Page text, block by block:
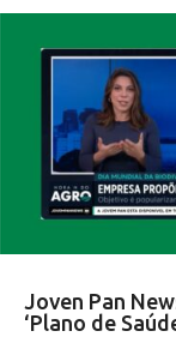
Joven Pan
‘Plano de